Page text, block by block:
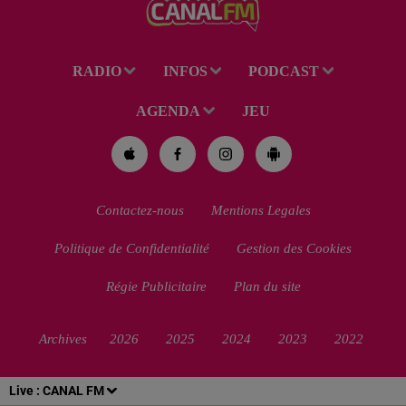
Live : CANAL FM
RADIO INFOS PODCAST
AGENDA JEU
Contactez-nous Mentions Legales
Politique de Confidentialité Gestion des Cookies
Régie Publicitaire Plan du site
Archives 2026 2025 2024 2023 2022